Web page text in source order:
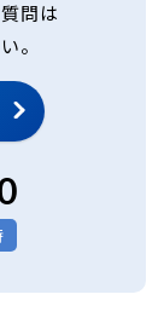
問は
。